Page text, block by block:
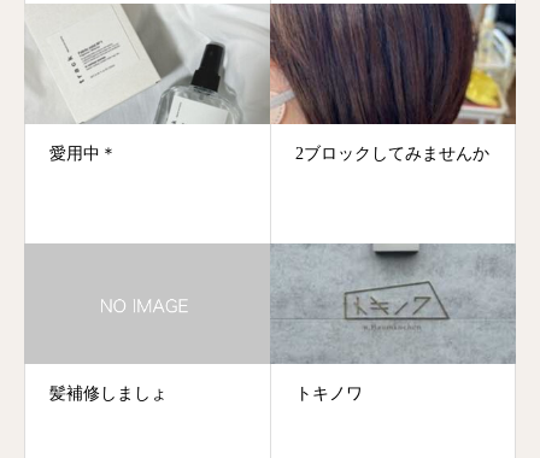
愛用中＊ 2ブロックしてみませんか
髪補修しましょ トキノワ